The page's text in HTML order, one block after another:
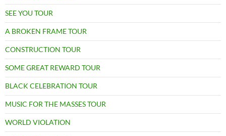
SEE YOU TOUR
A BROKEN FRAME TOUR
CONSTRUCTION TOUR
SOME GREAT REWARD TOUR
BLACK CELEBRATION TOUR
MUSIC FOR THE MASSES TOUR
WORLD VIOLATION